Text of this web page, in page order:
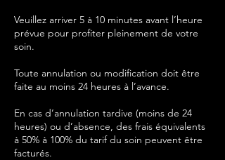
Veuillez arriver 5 à 10 minutes avant l’heure
prévue pour profiter pleinement de votre
soin.
Toute annulation ou modification doit être
faite au moins 24 heures à l’avance.
En cas d’annulation tardive (moins de 24
heures) ou d’absence, des frais équivalents
à 50% à 100% du tarif du soin peuvent être
facturés.